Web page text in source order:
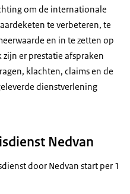
om de internationale
te verbeteren, te
en in te zetten op
er prestatie afspraken
klachten, claims en de
dienstverlening
Nedvan
door Nedvan start per 1